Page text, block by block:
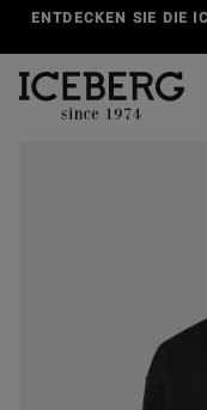
ENTDECKEN SIE DIE